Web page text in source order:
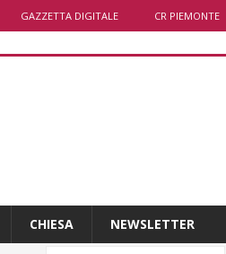
GAZZETTA DIGITALE CR PIEMONTE
CHIESA NEWSLETTER